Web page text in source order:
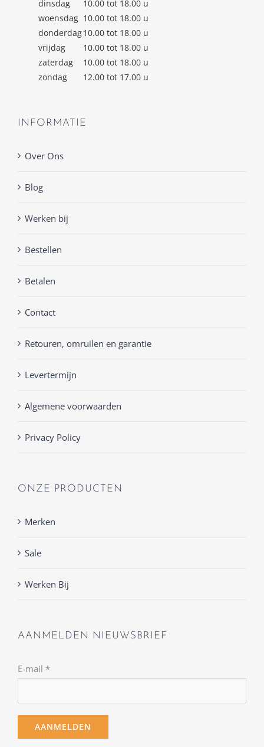
dinsdag
10.00 tot 18.00 u
woensdag 10.00 tot 18.00 u
donderdag10.00 tot 18.00 u
vrijdag
10.00 tot 18.00 u
zaterdag
10.00 tot 18.00 u
zondag
12.00 tot 17.00 u
INFORMATIE
Over Ons
Blog
Werken bij
Bestellen
Betalen
Contact
Retouren, omruilen en garantie
Levertermijn
Algemene voorwaarden
Privacy Policy
ONZE PRODUCTEN
Merken
Sale
Werken Bij
AANMELDEN NIEUWSBRIEF
E-mail *